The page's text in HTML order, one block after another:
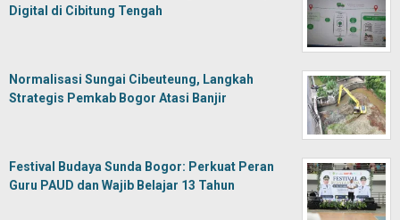
Digital di Cibitung Tengah
Normalisasi Sungai Cibeuteung, Langkah
Strategis Pemkab Bogor Atasi Banjir
Festival Budaya Sunda Bogor: Perkuat Peran
Guru PAUD dan Wajib Belajar 13 Tahun